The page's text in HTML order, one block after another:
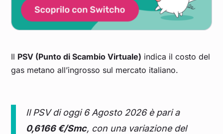
Il PSV (Punto di Scambio Virtuale) indica il costo del
gas metano all’ingrosso sul mercato italiano.
Il PSV di oggi 6 Agosto 2026 è pari a
0,6166 €/Smc, con una variazione del